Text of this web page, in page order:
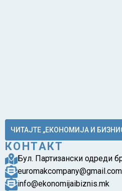
ЧИТАЈТЕ „ЕКОНОМИЈА И
КОНТАКТ
Бул. Партизански одреди
euromakcompany@gmail.com
info@ekonomijaibiznis.mk